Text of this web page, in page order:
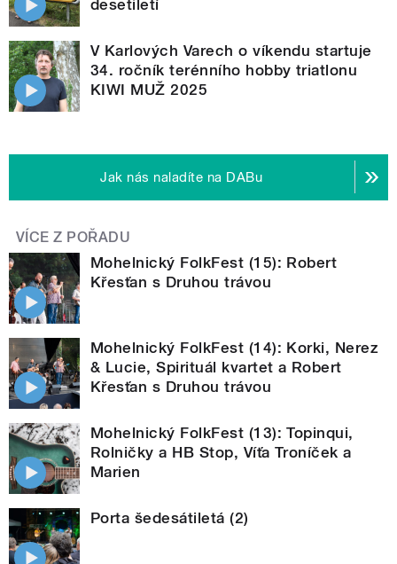
desetiletí
V Karlových Varech o víkendu startuje
34. ročník terénního hobby triatlonu
KIWI MUŽ 2025
Jak nás naladíte na DABu
VÍCE Z POŘADU
Mohelnický FolkFest (15): Robert
Křesťan s Druhou trávou
Mohelnický FolkFest (14): Korki, Nerez
& Lucie, Spirituál kvartet a Robert
Křesťan s Druhou trávou
Mohelnický FolkFest (13): Topinqui,
Rolničky a HB Stop, Víťa Troníček a
Marien
Porta šedesátiletá (2)